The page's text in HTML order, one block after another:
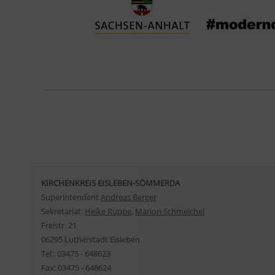
KIRCHENKREIS EISLEBEN-SÖMMERDA
Superintendent Andreas Berger
Sekretariat: Heike Ruppe, Marion Schmeichel
Freistr. 21
06295 Lutherstadt Eisleben
Tel.: 03475 - 648623
Fax: 03475 - 648624